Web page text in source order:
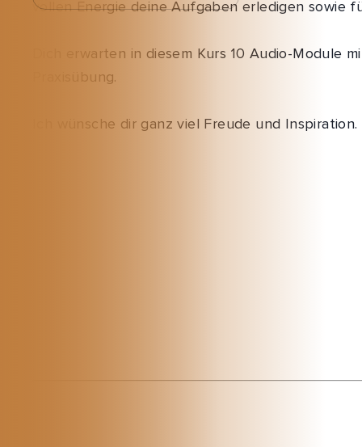
vollen Energie deine Aufgaben erledigen sowie
Dich erwarten in diesem Kurs 10 Audio-Module
Praxisübung.
Ich wünsche dir ganz viel Freude und Inspiration.